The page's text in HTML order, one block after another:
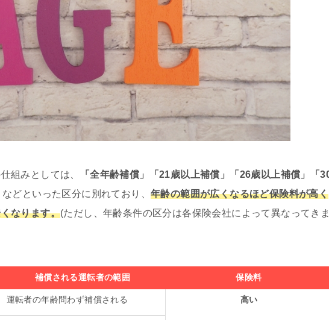
組みとしては、
「全年齢補償」「21歳以上補償」「26歳以上補償」「
などといった区分に別れており、 年齢の範囲が広くなるほど保険料が高く
なります。(ただし、年齢条件の区分は各保険会社によって異なってき
補償される運転者の範囲 保険料
運転者の年齢問わず補償される 高い